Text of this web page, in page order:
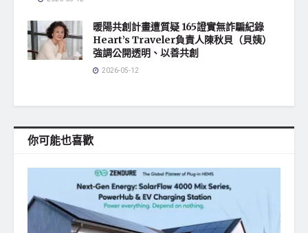
暖陽共創計畫遭質疑 165證實無詐騙紀錄
Heart’s Traveler負責人陳秋貝（貝姨）
強調公開透明、以善共創
2026-05-12
你可能也喜歡